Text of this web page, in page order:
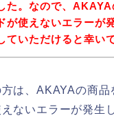
た。なので、
が使えないエラーが
ていただけると幸いで
は、AKAYAの商品
ないエラーが発生